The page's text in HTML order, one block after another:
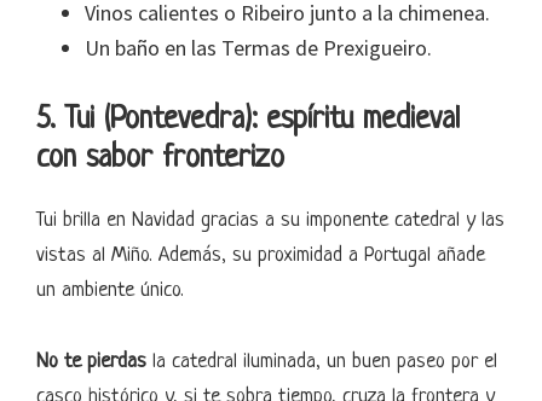
Vinos calientes o Ribeiro junto a la chimenea.
Un baño en las Termas de Prexigueiro.
5. Tui (Pontevedra): espíritu medieval
con sabor fronterizo
Tui brilla en Navidad gracias a su imponente catedral y las
vistas al Miño. Además, su proximidad a Portugal añade
un ambiente único.
No te pierdas la catedral iluminada, un buen paseo por el